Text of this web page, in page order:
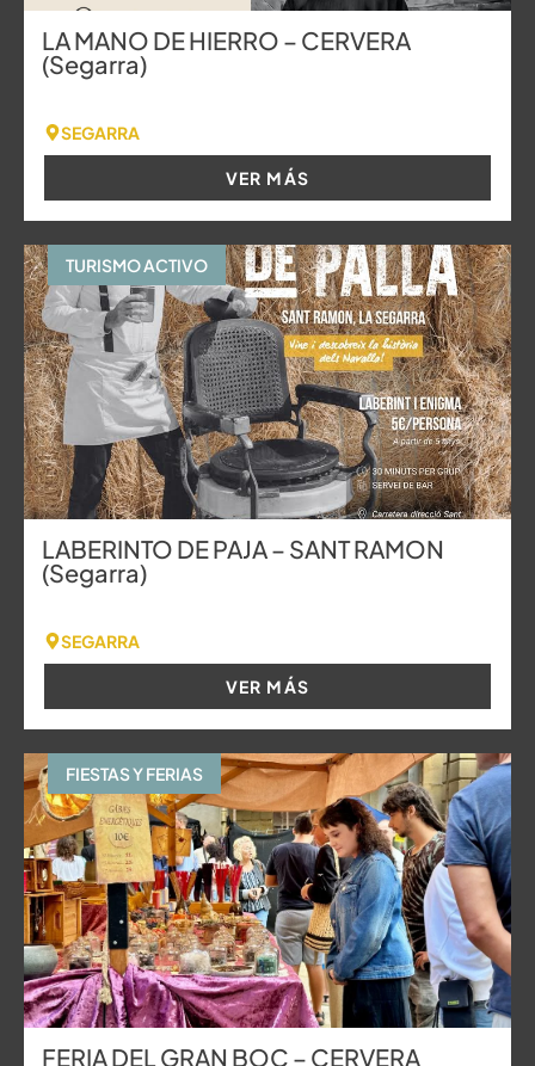
LA MANO DE HIERRO – CERVERA
(Segarra)
SEGARRA
VER MÁS
TURISMO ACTIVO
LABERINTO DE PAJA – SANT RAMON
(Segarra)
SEGARRA
VER MÁS
FIESTAS Y FERIAS
FERIA DEL GRAN BOC – CERVERA